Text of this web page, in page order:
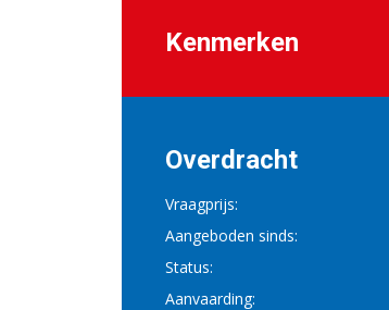
Kenmerken
Overdracht
Vraagprijs:
Aangeboden sinds:
Status:
Aanvaarding: